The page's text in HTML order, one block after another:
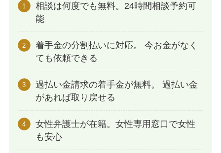
相談は何度でも無料。24時間相談予約可
能
着手金の分割払いに対応。 今お金がなく
ても依頼できる
過払い金請求の着手金が無料。 過払い金
があれば取り戻せる
女性弁護士が在籍。女性専用窓口で女性
も安心